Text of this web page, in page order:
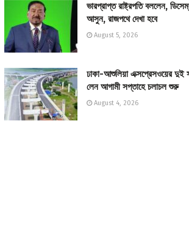
ভারপ্রাপ্ত রাষ্ট্রপতি বললেন,
আসুন, রাজপথে দেখা হবে
August 5, 2026
ঢাকা-আশুলিয়া এক্সপ্রেসওয়ের দুই
লেন আগামী সপ্তাহে চলাচল শুরু
August 4, 2026